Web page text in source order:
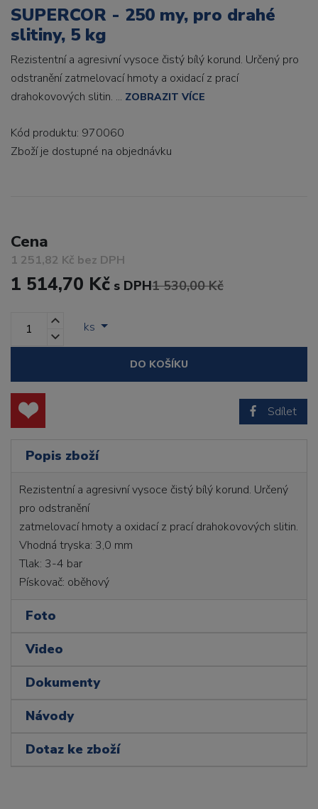
SUPERCOR - 250 my, pro drahé
slitiny, 5 kg
Rezistentní a agresivní vysoce čistý bílý korund. Určený pro
odstranění zatmelovací hmoty a oxidací z prací
drahokovových slitin. ... ZOBRAZIT VÍCE
Kód produktu: 970060
Zboží je dostupné na objednávku
Cena
1 251,82 Kč bez DPH
1 514,70 Kč s DPH1 530,00 Kč
ks
DO KOŠÍKU
Sdílet
Popis zboží
Rezistentní a agresivní vysoce čistý bílý korund. Určený
pro odstranění
zatmelovací hmoty a oxidací z prací drahokovových slitin.
Vhodná tryska: 3,0 mm
Tlak: 3-4 bar
Pískovač: oběhový
Foto
Video
Dokumenty
Návody
Dotaz ke zboží